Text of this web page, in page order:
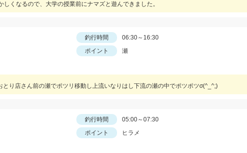
くなるので、大学の授業前にナマズと遊んできました。
釣行時間
06:30～16:30
ポイント
瀬
り店さん前の瀬でポツリ移動し上流いなりはし下流の瀬の中でポツポツσ(^_^;)
釣行時間
05:00～07:30
ポイント
ヒラメ